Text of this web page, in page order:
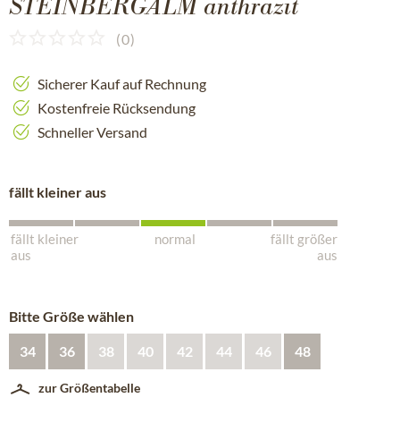
STEINBERGALM anthrazit
(0)
Sicherer Kauf auf Rechnung
Kostenfreie Rücksendung
Schneller Versand
fällt kleiner aus
fällt kleiner
aus
normal
fällt größer
aus
Bitte Größe wählen
34 36 38 40 42 44 46 48
zur Größentabelle